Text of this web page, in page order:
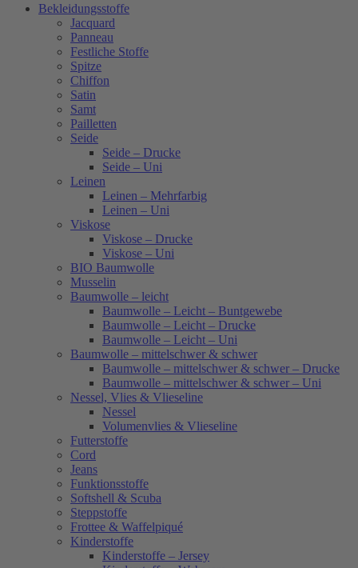
Bekleidungsstoffe
Jacquard
Panneau
Festliche Stoffe
Spitze
Chiffon
Satin
Samt
Pailletten
Seide
Seide – Drucke
Seide – Uni
Leinen
Leinen – Mehrfarbig
Leinen – Uni
Viskose
Viskose – Drucke
Viskose – Uni
BIO Baumwolle
Musselin
Baumwolle – leicht
Baumwolle – Leicht – Buntgewebe
Baumwolle – Leicht – Drucke
Baumwolle – Leicht – Uni
Baumwolle – mittelschwer & schwer
Baumwolle – mittelschwer & schwer – Drucke
Baumwolle – mittelschwer & schwer – Uni
Nessel, Vlies & Vlieseline
Nessel
Volumenvlies & Vlieseline
Futterstoffe
Cord
Jeans
Funktionsstoffe
Softshell & Scuba
Steppstoffe
Frottee & Waffelpiqué
Kinderstoffe
Kinderstoffe – Jersey